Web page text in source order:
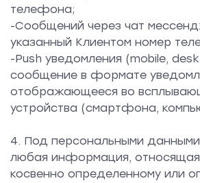
телефона;
-Сообщений через чат
указанный Клиентом номер
-Push уведомления (mobile,
сообщение в формате
отображающееся во
устройства (смартфона,
4. Под персональными
любая информация,
косвенно определенному или